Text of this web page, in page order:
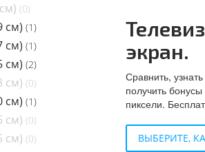
(0)
см) (1)
см) (1)
см) (2)
см) (0)
см) (1)
см) (0)
см) (0)
экран.
Сравнить,
получить
пиксели.
ВЫБЕРИТЕ,